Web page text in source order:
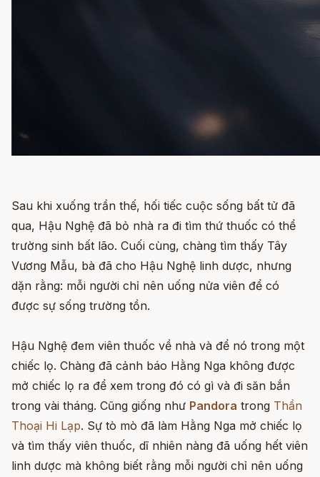
Sau khi xuống trần thế, hối tiếc cuộc sống bất tử đã
qua, Hậu Nghệ đã bỏ nhà ra đi tìm thứ thuốc có thể
trường sinh bất lão. Cuối cùng, chàng tìm thấy Tây
Vương Mẫu, bà đã cho Hậu Nghệ linh dược, nhưng
dặn rằng: mỗi người chỉ nên uống nửa viên để có
được sự sống trường tồn.
Hậu Nghệ đem viên thuốc về nhà và để nó trong một
chiếc lọ. Chàng đã cảnh báo Hằng Nga không được
mở chiếc lọ ra để xem trong đó có gì và đi săn bắn
trong vài tháng. Cũng giống như Pandora trong Thần
Thoại Hi Lạp. Sự tò mò đã làm Hằng Nga mở chiếc lọ
và tìm thấy viên thuốc, dĩ nhiên nàng đã uống hết viên
linh dược mà không biết rằng mỗi người chỉ nên uống